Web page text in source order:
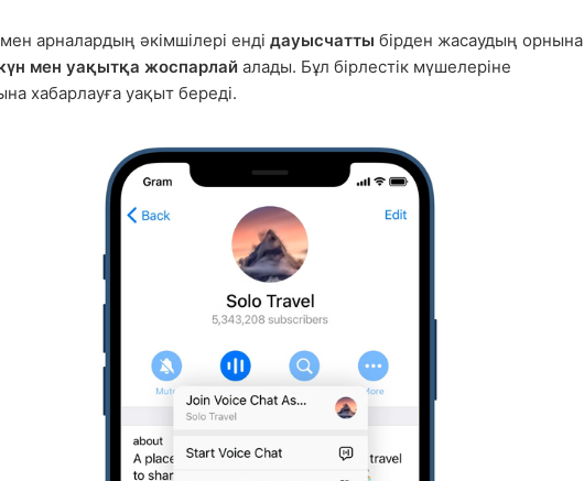
арналардың әкімшілері енді дауысчатты бірден жасаудың орнына
мен уақытқа жоспарлай алады. Бұл бірлестік мүшелеріне
хабарлауға уақыт береді.